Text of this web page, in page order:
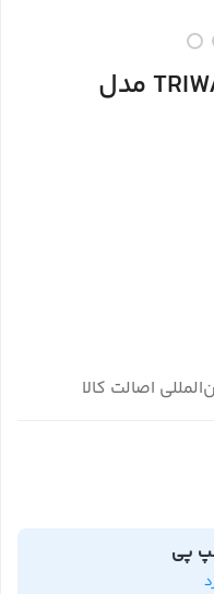
ساعت مچی زنانه تریوا TRIWA مدل
اصالت کالا
پی